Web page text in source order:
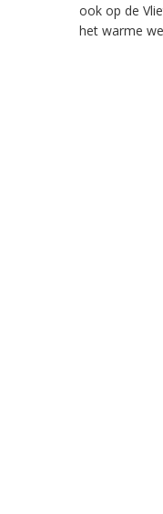
ook op de
het warme